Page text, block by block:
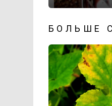
БОЛЬШЕ